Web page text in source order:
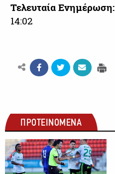
Τελευταία Ενημέρωση:
14:02
ΠΡΟΤΕΙΝΟΜΕΝΑ
ΠΡΩΤΑΘΛΗΜΑ CYTA